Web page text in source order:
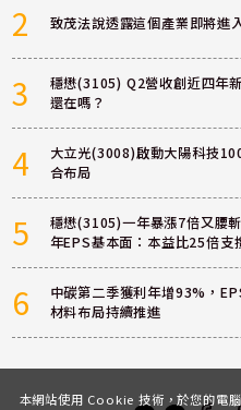
2 致茂法說透露這個產業即將進
3
穩懋(3105) Q2營收創近四年
還在嗎？
4
大立光(3008)啟動大陽科技
合布局
5
穩懋(3105)一年暴漲7倍又腰
年EPS基本面：本益比25倍支
6
中碳第二季獲利年增93%，
材料布局持續推進
本網站使用 Cookie 技術，於您的電